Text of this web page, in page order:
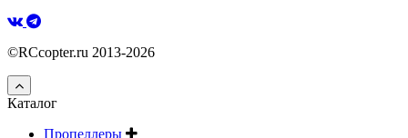
©RCcopter.ru 2013-2026
Каталог
Пропеллеры